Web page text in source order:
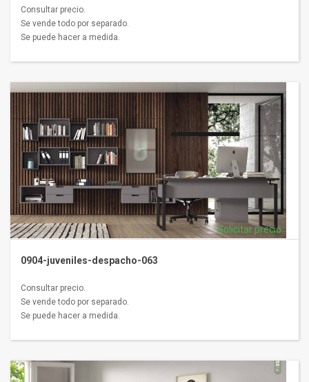
Consultar precio.
Se vende todo por separado.
Se puede hacer a medida.
0904-juveniles-despacho-063
Solicitar precio
Consultar precio.
Se vende todo por separado.
Se puede hacer a medida.